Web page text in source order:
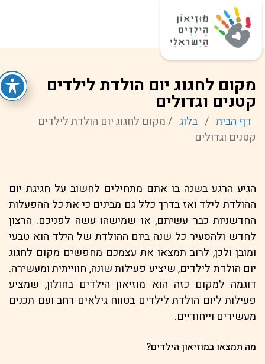
מקום לחגוג יום הולדת לילדים
קטנים וגדולים
דף הבית / בלוג / מקום לחגוג יום הולדת לילדים
קטנים וגדולים
הגיע הרגע בשנה בו אתם מתחילים לחשוב על חגיגת יום
ההולדת לילד ואז בדרך כלל גם מבינים כי את כל ההפעלות
החדשניות כבר עשיתם, או שמישהו עשה לפניכם. הרצון
לחדש ולהסעיר כל שנה ביום ההולדת של הילד הוא טבעי
ומובן ולכן, לרוב תמצאו את עצמכם מחפשים מקום לחגוג
יום הולדת לילדים, שיציע פעילות שונה, חווייתית ומעשירה.
דוגמה למקום כזה הוא מוזיאון הילדים בחולון, שמציע
פעילות ליום הולדת לילדים בטווח גילאים רחב ועם תכנים
מעשירים וייחודיים.
מה תמצאו במוזיאון הילדים?